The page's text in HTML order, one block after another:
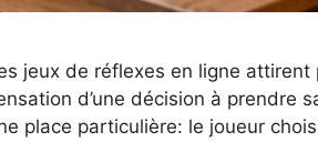
jeux de réflexes en ligne
d’une décision à prendre
place particulière: le joueur